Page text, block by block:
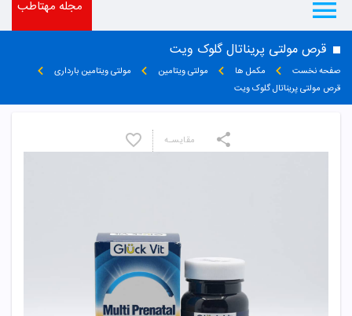
مجله مهتاطب
قرص مولتی پریناتال گلوک ویت
صفحه نخست مکمل ها مولتی ویتامین
مولتی ویتامین بارداری
قرص مولتی پریناتال گلوک ویت
مقایسـه